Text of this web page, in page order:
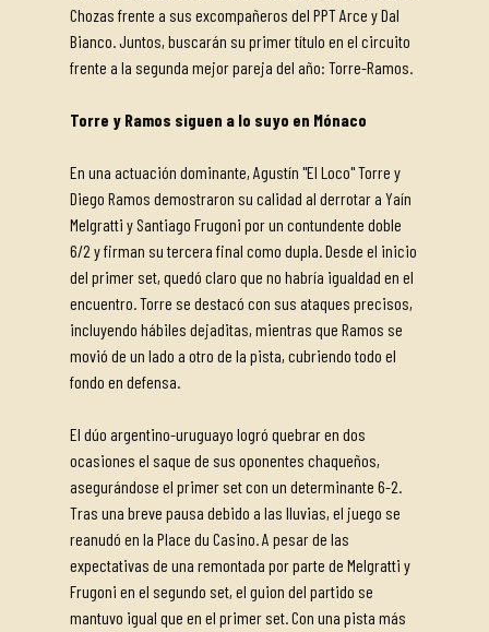
Chozas frente a sus excompañeros del PPT Arce y Dal
Bianco. Juntos, buscarán su primer título en el circuito
frente a la segunda mejor pareja del año: Torre-Ramos.
Torre y Ramos siguen a lo suyo en Mónaco
En una actuación dominante, Agustín "El Loco" Torre y
Diego Ramos demostraron su calidad al derrotar a Yaín
Melgratti y Santiago Frugoni por un contundente doble
6/2 y firman su tercera final como dupla. Desde el inicio
del primer set, quedó claro que no habría igualdad en el
encuentro. Torre se destacó con sus ataques precisos,
incluyendo hábiles dejaditas, mientras que Ramos se
movió de un lado a otro de la pista, cubriendo todo el
fondo en defensa.
El dúo argentino-uruguayo logró quebrar en dos
ocasiones el saque de sus oponentes chaqueños,
asegurándose el primer set con un determinante 6-2.
Tras una breve pausa debido a las lluvias, el juego se
reanudó en la Place du Casino. A pesar de las
expectativas de una remontada por parte de Melgratti y
Frugoni en el segundo set, el guion del partido se
mantuvo igual que en el primer set. Con una pista más